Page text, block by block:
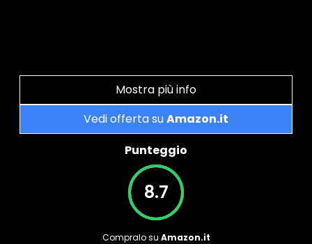
Mostra più info
Vedi offerta suAmazon.it
Punteggio
8.7
Compralo su Amazon.it